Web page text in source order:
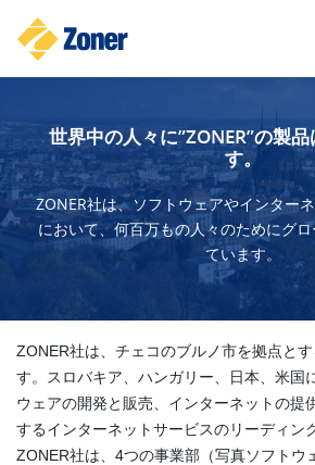
世界中の人々に”ZONER”の製
す。
ZONER社は、ソフトウェアやインター
において、何百万もの人々のためにグ
ています。
ZONER社は、チェコのブルノ市を拠点と
す。スロバキア、ハンガリー、日本、米国
ウェアの開発と販売、インターネットの提
するインターネットサービスのリーディン
ZONER社は、 4つの事業部（写真ソフトウ